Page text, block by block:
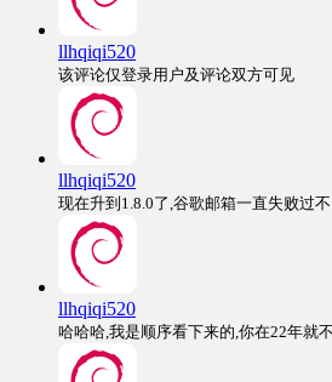
llhqiqi520
该评论仅登录用户及评论双方可见
llhqiqi520
现在升到1.8.0了,谷歌邮箱一直失败过不
llhqiqi520
哈哈哈,我是顺序看下来的,你在22年就